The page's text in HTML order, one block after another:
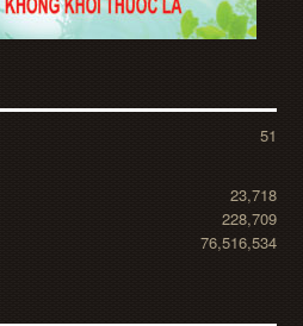
51
23,718
228,709
76,516,534